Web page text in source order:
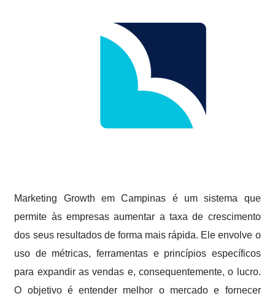
Marketing Growth em Campinas é um sistema que
permite às empresas aumentar a taxa de crescimento
dos seus resultados de forma mais rápida. Ele envolve o
uso de métricas, ferramentas e princípios específicos
para expandir as vendas e, consequentemente, o lucro.
O objetivo é entender melhor o mercado e fornecer